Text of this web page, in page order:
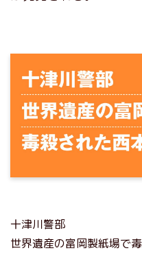
十津川警部
世界遺産の富岡製紙場で